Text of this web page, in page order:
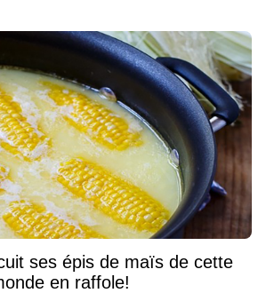
ses épis de maïs de cette
en raffole!